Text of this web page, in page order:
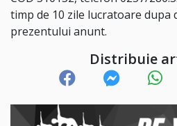
timp de 10 zile lucratoare dupa
prezentului anunt.
Distribuie